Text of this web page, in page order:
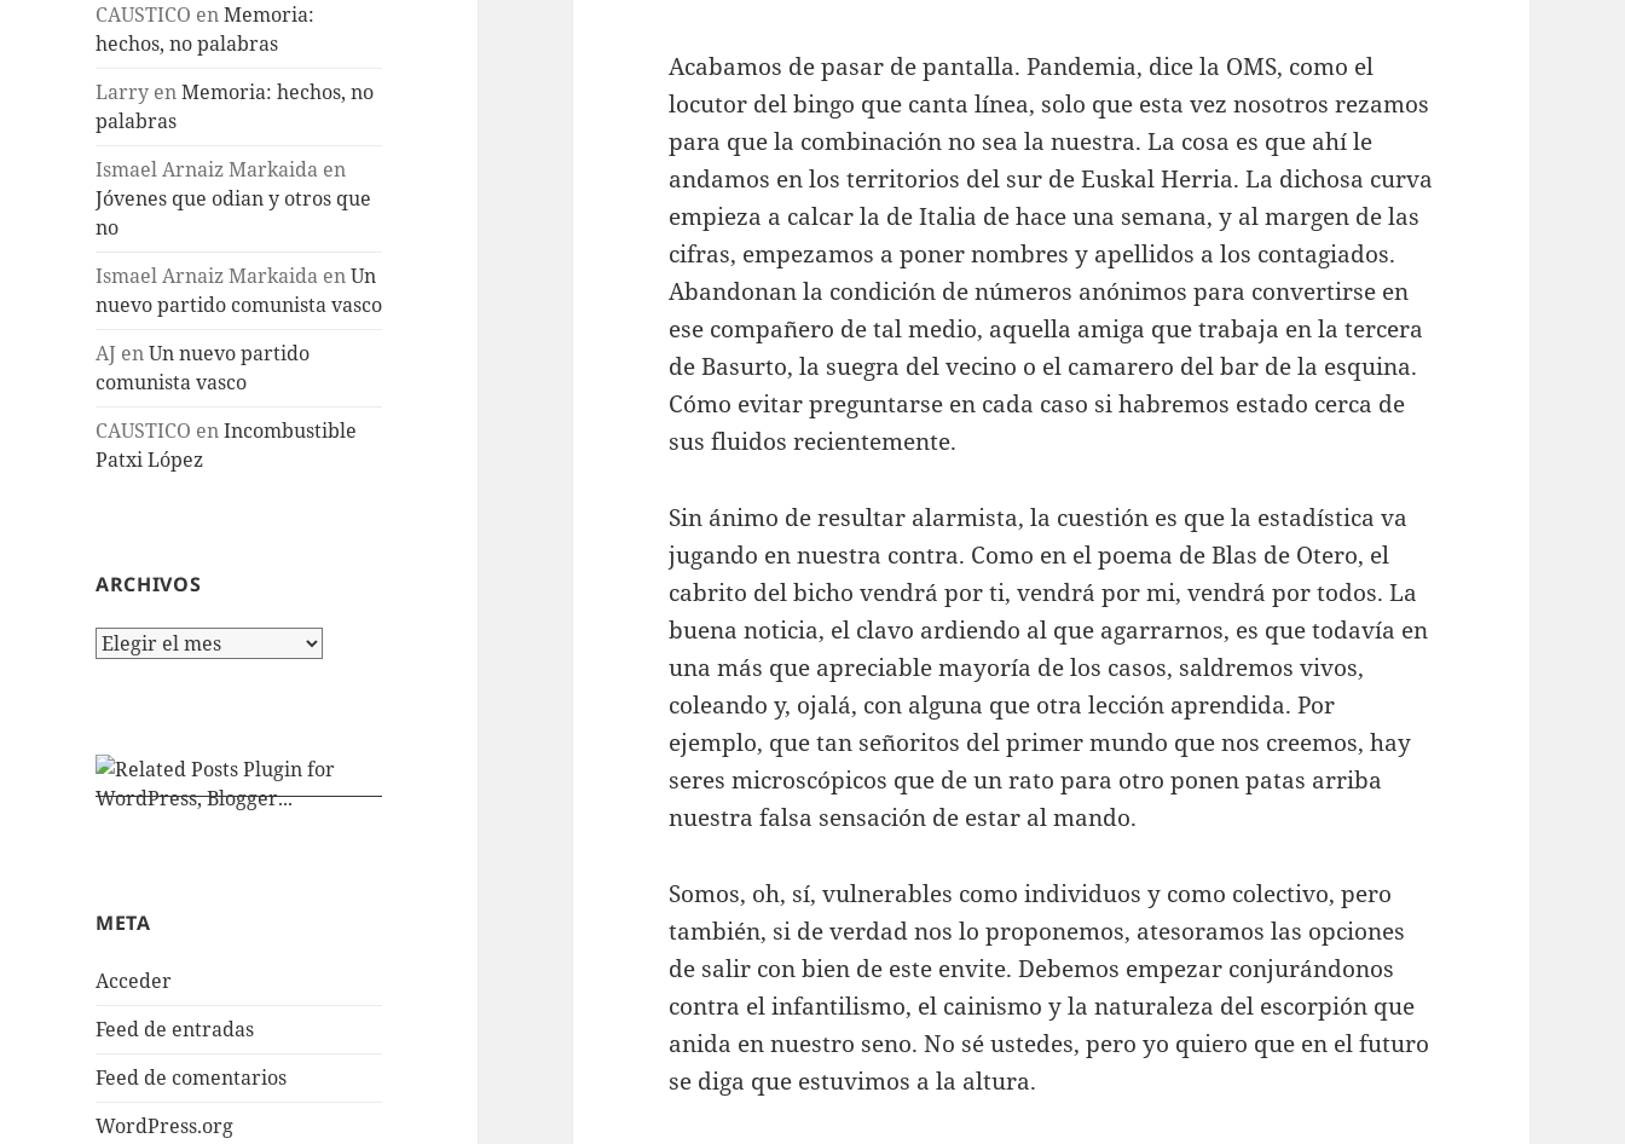
CAUSTICO enMemoria:
hechos, no palabras
Larry enMemoria: hechos, no
palabras
Ismael Arnaiz Markaida en
Jóvenes que odian y otros que
no
Ismael Arnaiz Markaida enUn
nuevo partido comunista vasco
AJ enUn nuevo partido
comunista vasco
CAUSTICO enIncombustible
Patxi López
ARCHIVOS
Archivos
META
Acceder
Feed de entradas
Feed de comentarios
WordPress.org
Acabamos de pasar de pantalla. Pandemia, dice la OMS, como el
locutor del bingo que canta línea, solo que esta vez nosotros rezamos
para que la combinación no sea la nuestra. La cosa es que ahí le
andamos en los territorios del sur de Euskal Herria. La dichosa curva
empieza a calcar la de Italia de hace una semana, y al margen de las
cifras, empezamos a poner nombres y apellidos a los contagiados.
Abandonan la condición de números anónimos para convertirse en
ese compañero de tal medio, aquella amiga que trabaja en la tercera
de Basurto, la suegra del vecino o el camarero del bar de la esquina.
Cómo evitar preguntarse en cada caso si habremos estado cerca de
sus fluidos recientemente.
Sin ánimo de resultar alarmista, la cuestión es que la estadística va
jugando en nuestra contra. Como en el poema de Blas de Otero, el
cabrito del bicho vendrá por ti, vendrá por mi, vendrá por todos. La
buena noticia, el clavo ardiendo al que agarrarnos, es que todavía en
una más que apreciable mayoría de los casos, saldremos vivos,
coleando y, ojalá, con alguna que otra lección aprendida. Por
ejemplo, que tan señoritos del primer mundo que nos creemos, hay
seres microscópicos que de un rato para otro ponen patas arriba
nuestra falsa sensación de estar al mando.
Somos, oh, sí, vulnerables como individuos y como colectivo, pero
también, si de verdad nos lo proponemos, atesoramos las opciones
de salir con bien de este envite. Debemos empezar conjurándonos
contra el infantilismo, el cainismo y la naturaleza del escorpión que
anida en nuestro seno. No sé ustedes, pero yo quiero que en el futuro
se diga que estuvimos a la altura.